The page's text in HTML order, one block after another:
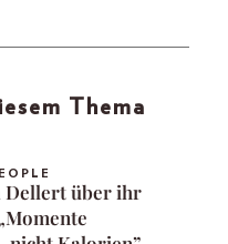
Thema
Dellert über ihr